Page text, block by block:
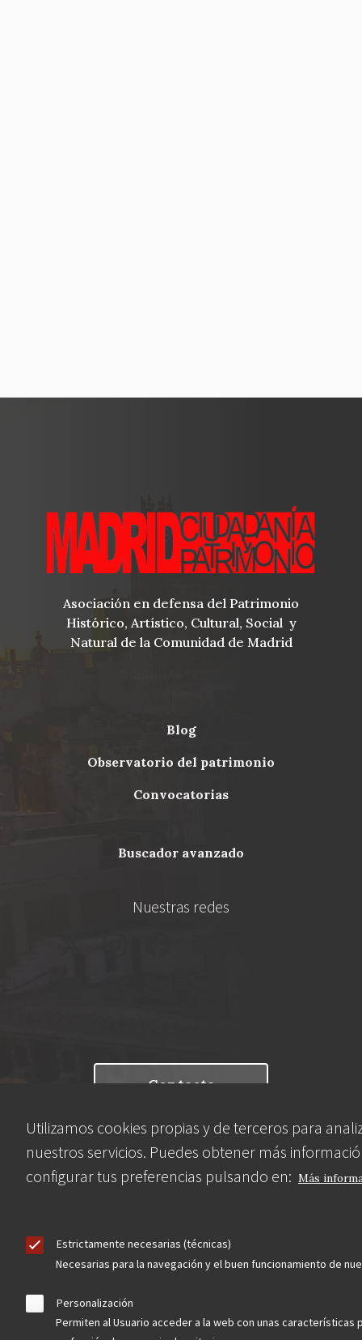
Utilizamos cookies propias y de terceros para
nuestros servicios. Puedes obtener más
configurar tus preferencias pulsando en: Más
Estrictamente necesarias (técnicas)
Necesarias para la navegación y el buen funcionamiento de
Personalización
Permiten al Usuario acceder a la web con unas características
Asociación en defensa del Patrimonio
Histórico, Artístico, Cultural, Social y
Natural de la Comunidad de Madrid
Menu
blog
observatorio del patrimonio
convocatorias
buscador avanzado
Nuestras redes
Contacta
Hazte socio
legal
Aviso Legal Política de privacidad Política de Cookies